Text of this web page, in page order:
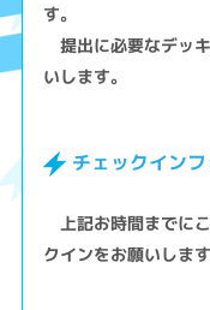
す。
提出に必要なデッ
いします。
チェックイン
上記お時間までに
クインをお願いします